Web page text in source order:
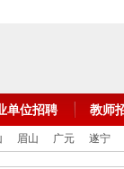
单位招聘 教师
眉山 广元 遂宁